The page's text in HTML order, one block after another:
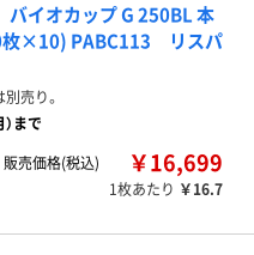
イオカップ G 250BL 本
×10) PABC113 リスパ
売り。
まで
販売価格(税込)
￥16,699
1枚あたり ￥16.7